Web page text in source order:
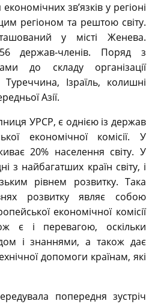
зв’язків у регіоні
регіоном та рештою світу.
у місті Женева.
56 держав-членів. Поряд з
до складу організації
Ізраїль, колишні
Азії.
УРСР, є однією із держав
економічної комісії. У
20% населення світу. У
з найбагатших країн світу, і
рівнем розвитку. Така
розвитку являє собою
економічної комісії
є і перевагою, оскільки
і знаннями, а також дає
допомоги країнам, які
попередня зустріч